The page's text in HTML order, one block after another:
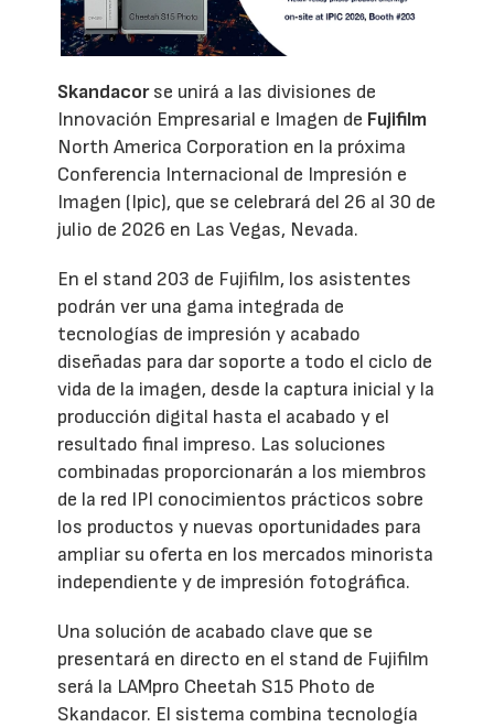
Skandacorse unirá a las divisiones de
Innovación Empresarial e Imagen de Fujifilm
North America Corporation en la próxima
Conferencia Internacional de Impresión e
Imagen (Ipic), que se celebrará del 26 al 30 de
julio de 2026 en Las Vegas, Nevada.
En el stand 203 de Fujifilm, los asistentes
podrán ver una gama integrada de
tecnologías de impresión y acabado
diseñadas para dar soporte a todo el ciclo de
vida de la imagen, desde la captura inicial y la
producción digital hasta el acabado y el
resultado final impreso. Las soluciones
combinadas proporcionarán a los miembros
de la red IPI conocimientos prácticos sobre
los productos y nuevas oportunidades para
ampliar su oferta en los mercados minorista
independiente y de impresión fotográfica.
Una solución de acabado clave que se
presentará en directo en el stand de Fujifilm
será la LAMpro Cheetah S15 Photo de
Skandacor. El sistema combina tecnología